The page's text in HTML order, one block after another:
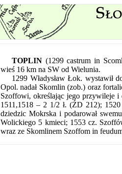
TOPLIN (1299 castrum in
wieś 16 km na SW od Wielunia.
1299 Władysław Łok. wystawił
Opol. nadał Skomlin (zob.) oraz
Szoffowi, określając jego przywileje
1511,1518 – 2 1/2 ł. (ŹD 212);
dziedzic Mokrska i podarował
Wolickiego 5 kmieci; 1553 cz.
wraz ze Skomlinem Szoffom in